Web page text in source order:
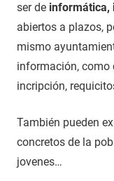
ser de informática,
abiertos a plazos,
mismo
información, como
incripción,
También pueden
concretos de la
jovenes…